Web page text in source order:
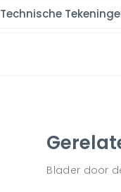
Technische
Blader door